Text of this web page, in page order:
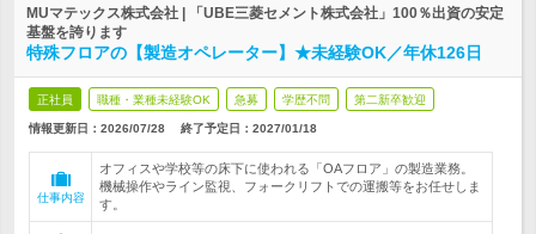
MUマテックス株式会社 | 「UBE三菱セメント株式会社」100％出資の安定
基盤を誇ります
特殊フロアの【製造オペレーター】★未経験OK／年休126日
正社員 職種・業種未経験OK 急募 学歴不問 第二新卒歓迎
情報更新日：2026/07/28 終了予定日： 2027/01/18
仕事内容
オフィスや学校等の床下に使われる「OAフロア」の製造業務。
機械操作やライン監視、フォークリフトでの運搬等をお任せしま
す。